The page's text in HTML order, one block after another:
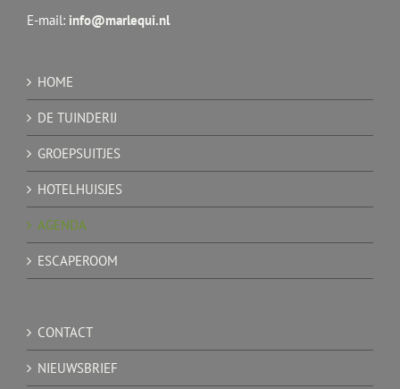
E-mail: info@marlequi.nl
HOME
DE TUINDERIJ
GROEPSUITJES
HOTELHUISJES
AGENDA
ESCAPEROOM
CONTACT
NIEUWSBRIEF